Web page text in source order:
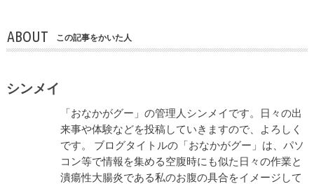
ABOUT この記事をかいた人
シンメイ
「おなかがグー」の管理人シンメイです。日々の出
来事や体験などを投稿していきますので、よろしく
です。 ブログタイトルの「おなかがグー」は、パソ
コン等で情報を集める空腹時にも似た日々の作業と
潰瘍性大腸炎である私のお腹の具合をイメージして